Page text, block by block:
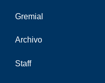
Gremial
Archivo
Staff